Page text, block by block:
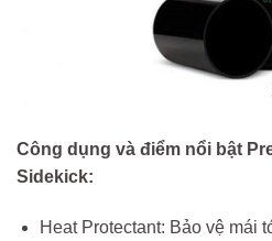
Công dụng và điểm nổi bật
Sidekick:
Heat Protectant: Bảo vệ mái